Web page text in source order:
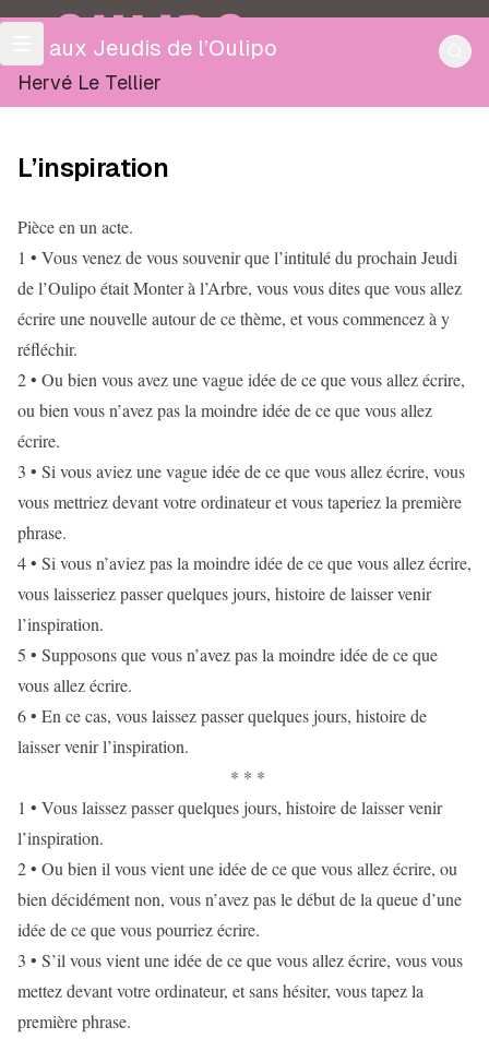
OULIPO
Lu aux Jeudis de l’Oulipo
Hervé Le Tellier
L’inspiration
Pièce en un acte.
1 • Vous venez de vous souvenir que l’intitulé du prochain Jeudi
de l’Oulipo était Monter à l’Arbre, vous vous dites que vous allez
écrire une nouvelle autour de ce thème, et vous commencez à y
réfléchir.
2 • Ou bien vous avez une vague idée de ce que vous allez écrire,
ou bien vous n’avez pas la moindre idée de ce que vous allez
écrire.
3 • Si vous aviez une vague idée de ce que vous allez écrire, vous
vous mettriez devant votre ordinateur et vous taperiez la première
phrase.
4 • Si vous n’aviez pas la moindre idée de ce que vous allez écrire,
vous laisseriez passer quelques jours, histoire de laisser venir
l’inspiration.
5 • Supposons que vous n’avez pas la moindre idée de ce que
vous allez écrire.
6 • En ce cas, vous laissez passer quelques jours, histoire de
laisser venir l’inspiration.
* * *
1 • Vous laissez passer quelques jours, histoire de laisser venir
l’inspiration.
2 • Ou bien il vous vient une idée de ce que vous allez écrire, ou
bien décidément non, vous n’avez pas le début de la queue d’une
idée de ce que vous pourriez écrire.
3 • S’il vous vient une idée de ce que vous allez écrire, vous vous
mettez devant votre ordinateur, et sans hésiter, vous tapez la
première phrase.